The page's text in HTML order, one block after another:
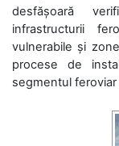
desfășoară
infrastructurii
vulnerabile și
procese de
segmentul